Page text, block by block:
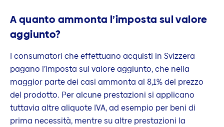
A quanto ammonta l’imposta sul valore
aggiunto?
I consumatori che effettuano acquisti in Svizzera
pagano l’imposta sul valore aggiunto, che nella
maggior parte dei casi ammonta al 8,1% del prezzo
del prodotto. Per alcune prestazioni si applicano
tuttavia altre aliquote IVA, ad esempio per beni di
prima necessità, mentre su altre prestazioni la